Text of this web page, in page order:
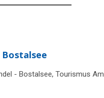
Bostalsee
- Bostalsee, Tourismus Am